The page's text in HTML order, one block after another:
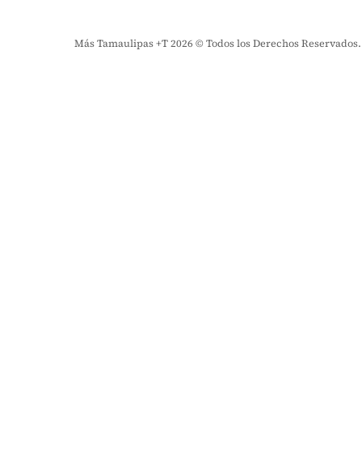
Más Tamaulipas +T 2026 © Todos los Derechos